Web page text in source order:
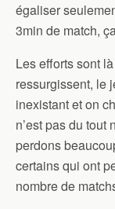
égaliser
3min de match,
Les efforts sont
ressurgissent, le
inexistant et on
n’est pas du
perdons
certains qui ont
nombre de